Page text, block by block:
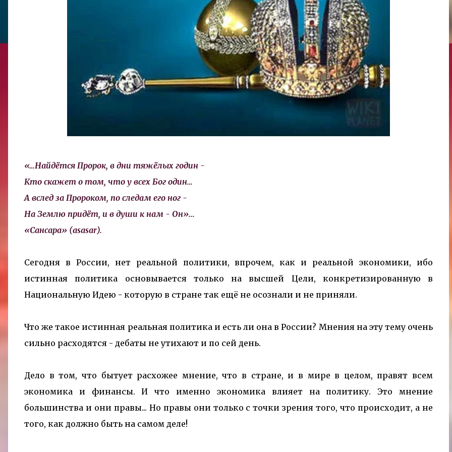
«…Найдётся Пророк, в дни тяжёлых годин -
Кто скажет о том, что у всех Бог один…
А вслед за Пророком, по следам его ног -
На Землю придёт, и в души к нам - Он»...
«Сансара» (asasar).
Сегодня в России, нет реальной политики, впрочем, как и реальной экономики, ибо
истинная политика основывается только на высшей Цели, конкретизированную в
Национальную Идею - которую в стране так ещё не осознали и не приняли.
Что же такое истинная реальная политика и есть ли она в России? Мнения на эту тему очень
сильно расходятся - дебаты не утихают и по сей день.
Дело в том, что бытует расхожее мнение, что в стране, и в мире в целом, правят всем
экономика и финансы. И что именно экономика влияет на политику. Это мнение
большинства и они правы... Но правы они только с точки зрения того, что происходит, а не
того, как должно быть на самом деле!